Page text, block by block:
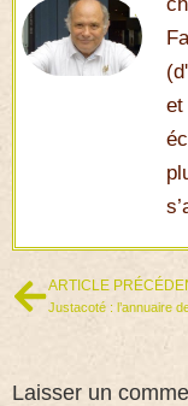
et
ARTICLE
Laisser un